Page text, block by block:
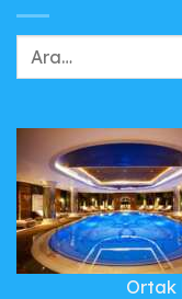
Ortak